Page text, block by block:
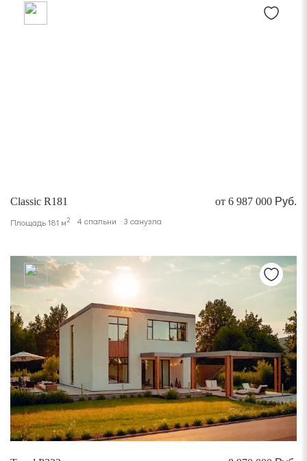
Classic R181 от 6 987 000 Руб.
Площадь 181 м2 4 спальни 3 санузла